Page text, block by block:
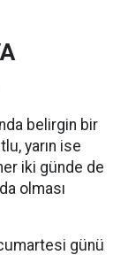
belirgin bir
yarın ise
iki günde de
olması
günü